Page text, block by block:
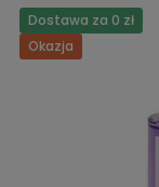
Okazja
Dostawa za 0 zł